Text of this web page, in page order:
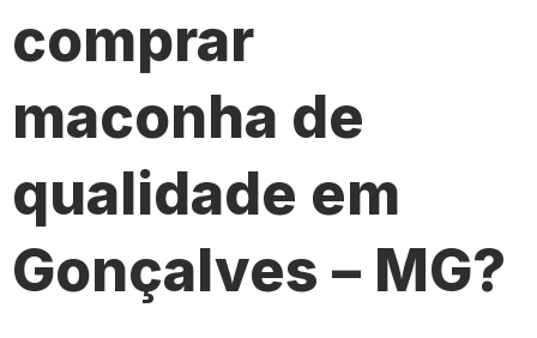
comprar
maconha de
qualidade em
Gonçalves – MG?